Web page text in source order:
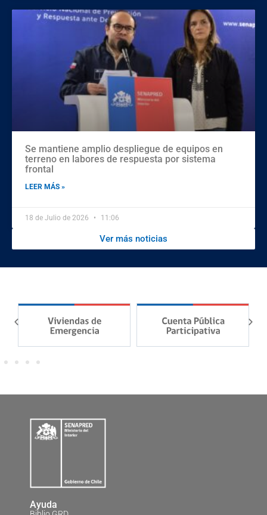
Se mantiene amplio despliegue de equipos en
terreno en labores de respuesta por sistema
frontal
LEER MÁS »
18 de Julio de 2026 11:06
Ver más noticias
Ayuda